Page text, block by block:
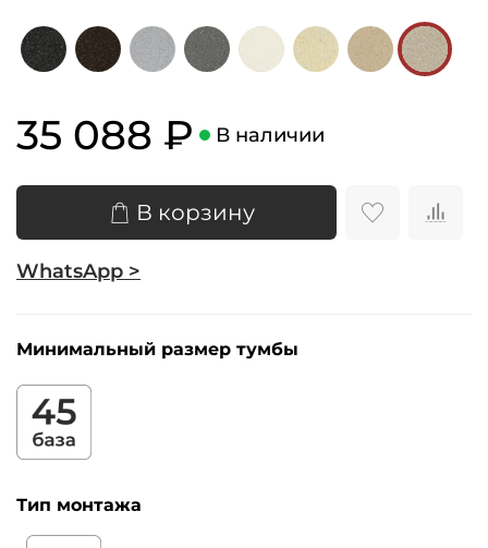
35 088 ₽ В наличии
В корзину
WhatsApp >
Минимальный размер тумбы
Тип монтажа